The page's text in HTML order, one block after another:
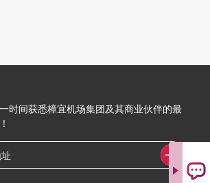
时间获悉樟宜机场集团及其商业伙伴的最